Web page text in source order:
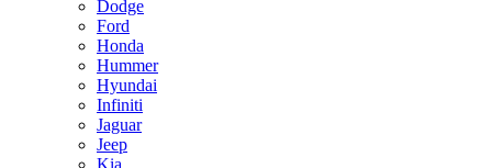
Dodge
Ford
Honda
Hummer
Hyundai
Infiniti
Jaguar
Jeep